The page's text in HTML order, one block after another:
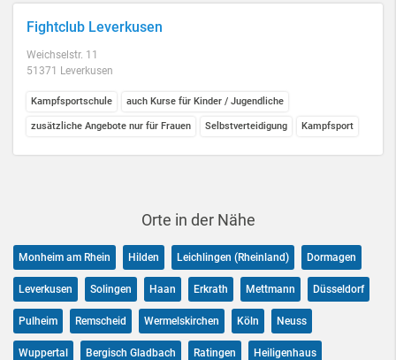
Fightclub Leverkusen
Weichselstr. 11
51371 Leverkusen
Kampfsportschule auch Kurse für Kinder / Jugendliche
zusätzliche Angebote nur für Frauen Selbstverteidigung Kampfsport
Orte in der Nähe
Monheim am Rhein Hilden Leichlingen (Rheinland) Dormagen
Leverkusen Solingen Haan Erkrath Mettmann Düsseldorf
Pulheim Remscheid Wermelskirchen Köln Neuss
Wuppertal Bergisch Gladbach Ratingen Heiligenhaus